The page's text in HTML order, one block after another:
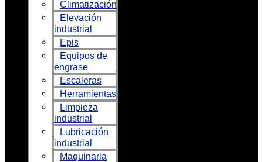
Climatización
Elevación
industrial
Epis
Equipos de
engrase
Escaleras
Herramientas
Limpieza
industrial
Lubricación
industrial
Maquinaria